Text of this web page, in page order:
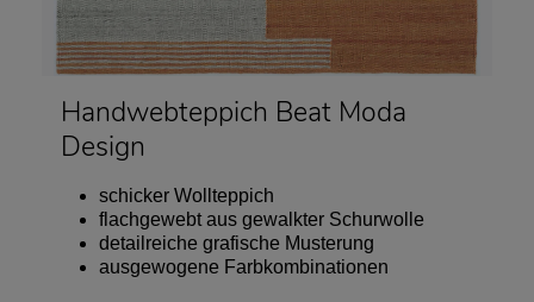
Handwebteppich Beat Moda
Design
schicker Wollteppich
flachgewebt aus gewalkter Schurwolle
detailreiche grafische Musterung
ausgewogene Farbkombinationen